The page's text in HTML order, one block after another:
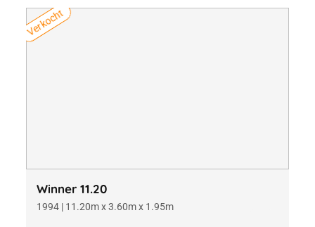
Verkocht
Winner 11.20
1994 | 11.20m x 3.60m x 1.95m